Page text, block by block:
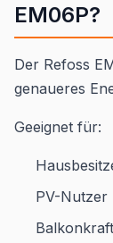
EM06P?
Der Refoss
genaueres
Geeignet für:
PV-Nutzer